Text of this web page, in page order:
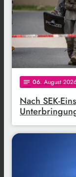
notes 06. August
Nach SEK-